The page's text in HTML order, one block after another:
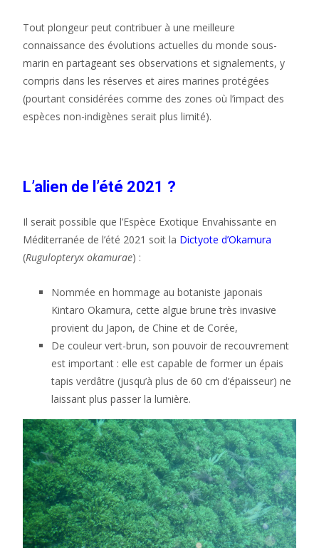
Tout plongeur peut contribuer à une meilleure
connaissance des évolutions actuelles du monde sous-
marin en partageant ses observations et signalements, y
compris dans les réserves et aires marines protégées
(pourtant considérées comme des zones où l’impact des
espèces non-indigènes serait plus limité).
L’alien de l’été 2021 ?
Il serait possible que l’Espèce Exotique Envahissante en
Méditerranée de l’été 2021 soit la Dictyote d’Okamura
(Rugulopteryx okamurae) :
Nommée en hommage au botaniste japonais
Kintaro Okamura, cette algue brune très invasive
provient du Japon, de Chine et de Corée,
De couleur vert-brun, son pouvoir de recouvrement
est important : elle est capable de former un épais
tapis verdâtre (jusqu’à plus de 60 cm d’épaisseur) ne
laissant plus passer la lumière.